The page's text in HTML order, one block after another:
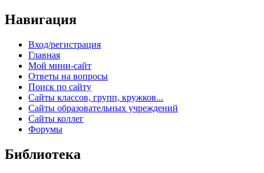
Навигация
Вход/регистрация
Главная
Мой мини-сайт
Ответы на вопросы
Поиск по сайту
Сайты классов, групп, кружков...
Сайты образовательных учреждений
Сайты коллег
Форумы
Библиотека